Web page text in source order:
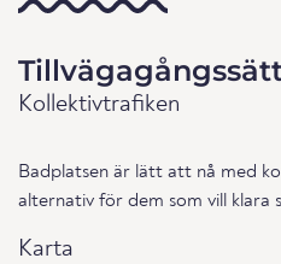
Kollektivtrafiken
Badplatsen är lätt att nå med
alternativ för dem som vill klara
Karta